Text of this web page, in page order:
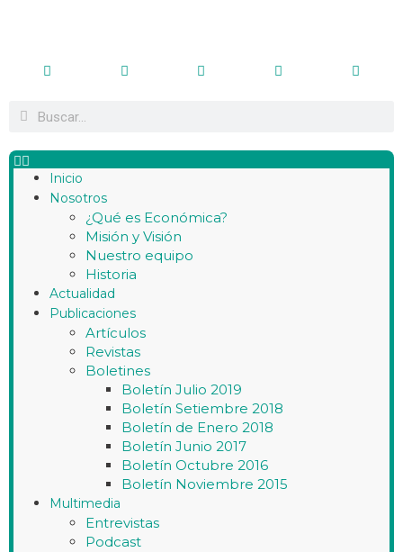
Inicio
Nosotros
¿Qué es Económica?
Misión y Visión
Nuestro equipo
Historia
Actualidad
Publicaciones
Artículos
Revistas
Boletines
Boletín Julio 2019
Boletín Setiembre 2018
Boletín de Enero 2018
Boletín Junio 2017
Boletín Octubre 2016
Boletín Noviembre 2015
Multimedia
Entrevistas
Podcast